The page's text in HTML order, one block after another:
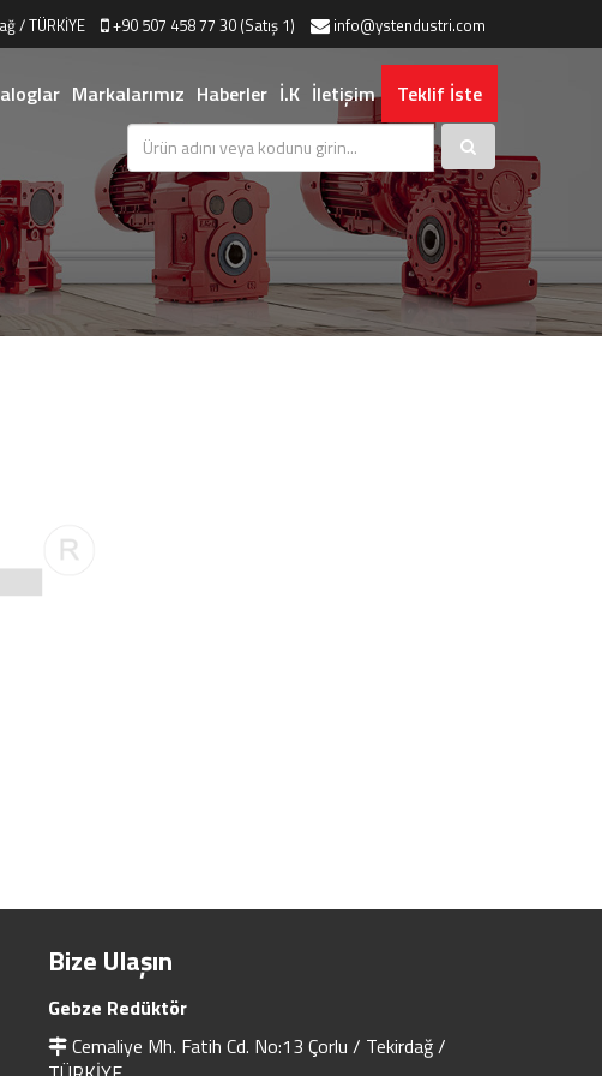
/ TÜRKİYE +90 507 458 77 30 (Satış 1) info@ystendustri.com
Markalarımız Haberler İ.K İletişim Teklif İste
Bize Ulaşın
Gebze Redüktör
Cemaliye Mh. Fatih Cd. No:13 Çorlu / Tekirdağ /